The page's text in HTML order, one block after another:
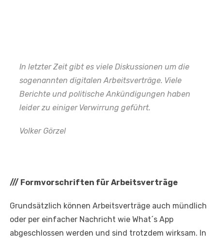
In letzter Zeit gibt es viele Diskussionen um die
sogenannten digitalen Arbeitsverträge. Viele
Berichte und politische Ankündigungen haben
leider zu einiger Verwirrung geführt.
Volker Görzel
/// Formvorschriften für Arbeitsverträge
Grundsätzlich können Arbeitsverträge auch mündlich
oder per einfacher Nachricht wie What´s App
abgeschlossen werden und sind trotzdem wirksam. In